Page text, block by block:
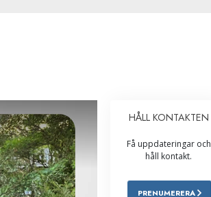
tjänster
Integritet och ärlighet
Äktenskap
Den emotionella Tonskalan
HÅLL KONTAKTEN
Få uppdateringar och
håll kontakt.
PRENUMERERA